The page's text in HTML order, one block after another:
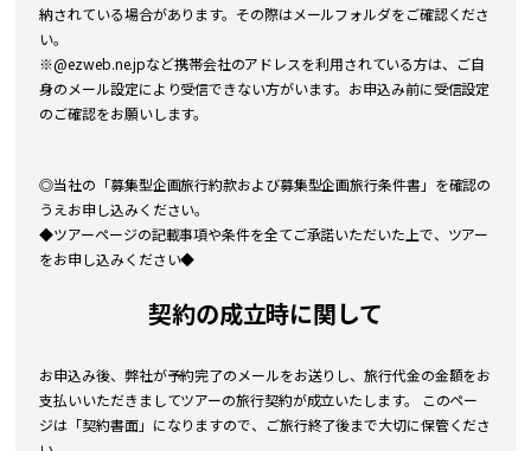
納されている場合があります。その際はメールフォルダをご確認くださ
い。
※@ezweb.ne.jpなど携帯会社のアドレスを利用されている方は、ご自
身のメール設定により受信できない方がいます。お申込み前に受信設定
のご確認をお願いします。
◎当社の「募集型企画旅行約款および募集型企画旅行条件書」を確認の
うえお申し込みください。
◆ツアーページの記載事項や条件を全てご承諾いただいた上で、ツアー
をお申し込みください◆
契約の成立時に関して
お申込み後、弊社が予約完了のメールをお送りし、旅行代金の金額をお
支払いいただきましてツアーの旅行契約が成立いたします。 このペー
ジは「契約書面」になりますので、ご旅行終了後まで大切に保管くださ